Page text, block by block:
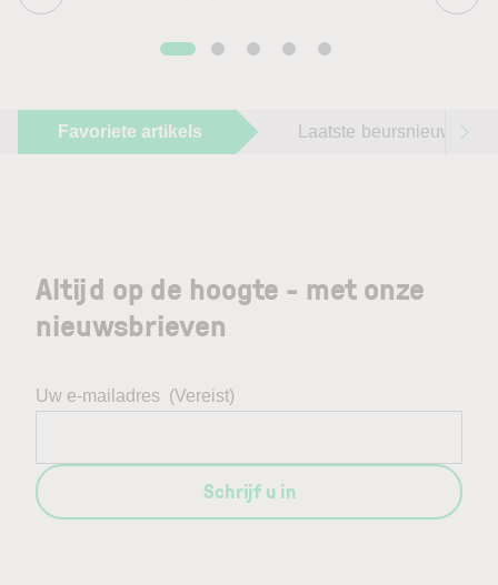
Favoriete artikels Laatste beursnieuws
Altijd op de hoogte - met onze
nieuwsbrieven
Uw e-mailadres (Vereist)
Schrijf u in